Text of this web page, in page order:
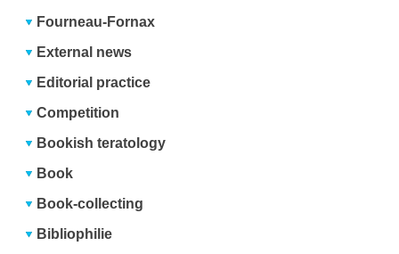
Fourneau-Fornax
External news
Editorial practice
Competition
Bookish teratology
Book
Book-collecting
Bibliophilie